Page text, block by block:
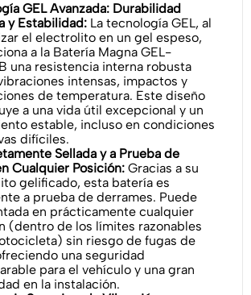
GEL Avanzada: Durabilidad
y Estabilidad: La tecnología GEL, al
el electrolito en un gel espeso,
a la Batería Magna GEL-
una resistencia interna robusta
intensas, impactos y
de temperatura. Este diseño
a una vida útil excepcional y un
estable, incluso en condiciones
difíciles.
Sellada y a Prueba de
Cualquier Posición: Gracias a su
gelificado, esta batería es
a prueba de derrames. Puede
en prácticamente cualquier
(dentro de los límites razonables
sin riesgo de fugas de
una seguridad
para el vehículo y una gran
en la instalación.